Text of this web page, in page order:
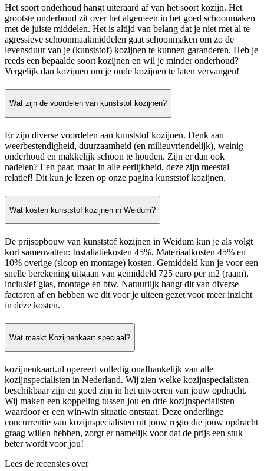
Het soort onderhoud hangt uiteraard af van het soort kozijn. Het
grootste onderhoud zit over het algemeen in het goed schoonmaken
met de juiste middelen. Het is altijd van belang dat je niet met al te
agressieve schoonmaakmiddelen gaat schoonmaken om zo de
levensduur van je (kunststof) kozijnen te kunnen garanderen. Heb je
reeds een bepaalde soort kozijnen en wil je minder onderhoud?
Vergelijk dan kozijnen om je oude kozijnen te laten vervangen!
Wat zijn de voordelen van kunststof kozijnen?
Er zijn diverse voordelen aan kunststof kozijnen. Denk aan
weerbestendigheid, duurzaamheid (en milieuvriendelijk), weinig
onderhoud en makkelijk schoon te houden. Zijn er dan ook
nadelen? Een paar, maar in alle eerlijkheid, deze zijn meestal
relatief! Dit kun je lezen op onze pagina kunststof kozijnen.
Wat kosten kunststof kozijnen in Weidum?
De prijsopbouw van kunststof kozijnen in Weidum kun je als volgt
kort samenvatten: Installatiekosten 45%, Materiaalkosten 45% en
10% overige (sloop en montage) kosten. Gemiddeld kun je voor een
snelle berekening uitgaan van gemiddeld 725 euro per m2 (raam),
inclusief glas, montage en btw. Natuurlijk hangt dit van diverse
factoren af en hebben we dit voor je uiteen gezet voor meer inzicht
in deze kosten.
Wat maakt Kozijnenkaart speciaal?
kozijnenkaart.nl opereert volledig onafhankelijk van alle
kozijnspecialisten in Nederland. Wij zien welke kozijnspecialisten
beschikbaar zijn en goed zijn in het uitvoeren van jouw opdracht.
Wij maken een koppeling tussen jou en drie kozijnspecialisten
waardoor er een win-win situatie ontstaat. Deze onderlinge
concurrentie van kozijnspecialisten uit jouw regio die jouw opdracht
graag willen hebben, zorgt er namelijk voor dat de prijs een stuk
beter wordt voor jou!
Lees de recensies over